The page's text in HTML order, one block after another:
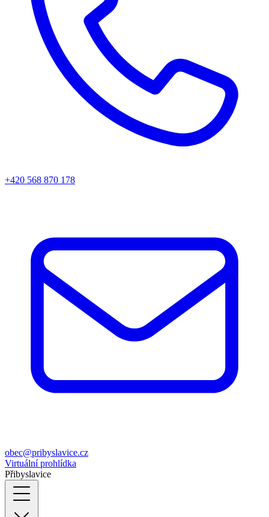
+420 568 870 178
obec@pribyslavice.cz
Virtuální prohlídka
Přibyslavice